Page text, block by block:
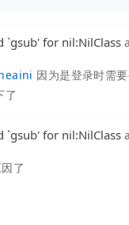
`gsub' for nil:NilClass
因为是登录时需
了
`gsub' for nil:NilClass
了